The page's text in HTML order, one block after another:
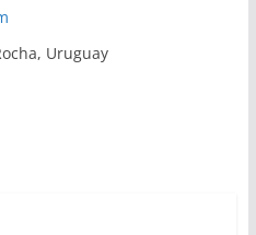
Uruguay